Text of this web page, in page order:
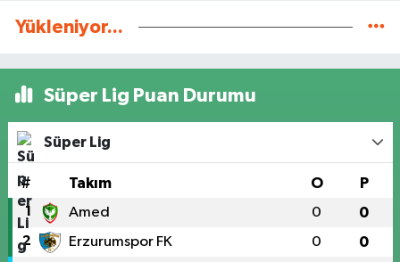
Yükleniyor...
Süper Lig Puan Durumu
Süper Lig
# Takım O P
1 Amed 0 0
2 Erzurumspor FK 0 0